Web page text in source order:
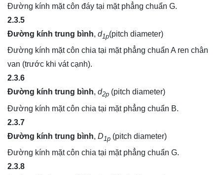
Đường kính mặt côn đáy tại mặt phẳng chuẩn G.
2.3.5
Đường kính trung bình, d1p(pitch diameter)
Đường kính mặt côn chia tại mặt phẳng chuẩn A ren chân
van (trước khi vát cạnh).
2.3.6
Đường kính trung bình, d2p (pitch diameter)
Đường kính mặt côn chia tại mặt phẳng chuẩn B.
2.3.7
Đường kính trung bình, D 1p (pitch diameter)
Đường kính mặt côn chia tại mặt phẳng chuẩn G.
2.3.8